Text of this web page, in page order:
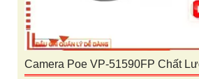
Camera Poe VP-51590FP Chất